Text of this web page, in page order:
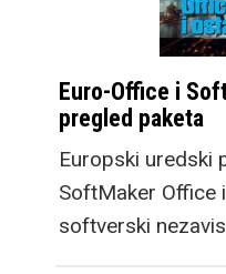
Euro-Office i
pregled paketa
Europski uredski
SoftMaker Office
softverski